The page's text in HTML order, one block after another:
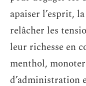
apaiser l’esprit,
relâcher les
leur richesse en
menthol,
d’administration